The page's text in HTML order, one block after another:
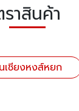
าสินค้า
เชียงหงส์หยก